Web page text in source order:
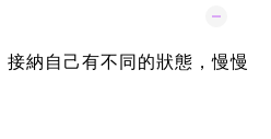
納自己有不同的狀態，慢慢